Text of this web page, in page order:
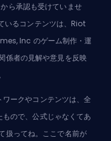
ら承認も受けていませ
いるコンテンツは、Riot
Inc のゲーム制作・運
係者の見解や意見を反映
ークやコンテンツは、全
ので、公式じゃなくてあ
扱ってね。ここで名前が